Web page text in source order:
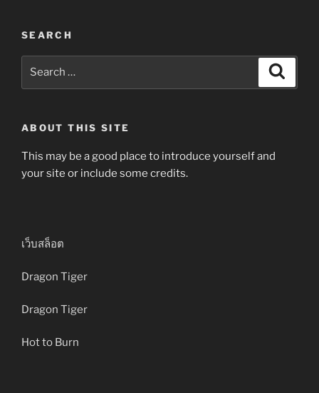
SEARCH
ABOUT THIS SITE
This may be a good place to introduce yourself and
your site or include some credits.
เว็บสล็อต
Dragon Tiger
Dragon Tiger
Hot to Burn